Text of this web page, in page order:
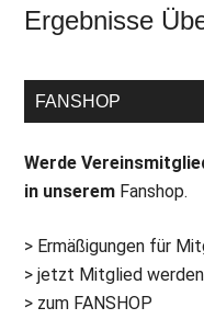
Ergebnisse
FANSHOP
Werde
in unserem Fanshop.
> Ermäßigungen für
> jetzt Mitglied werden
> zum FANSHOP